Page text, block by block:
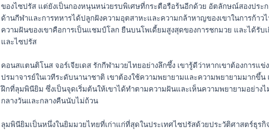
ของไซปรัส แต่ยังเป็นกองหนุนหน่วยรบพิเศษที่กระตือรือร้นอีกด้วย อัตลักษณ์สองประก
ด้านกีฬาและการทหารได้ปลูกฝังความอุตสาหะและความกล้าหาญของเขาในการก้าว
ความฝันของเขาคือการเป็นแชมป์โลก ยืนบนโพเดี้ยมสูงสุดของการชกมวย และได้รับเ
และไซปรัส
คอนสแตนติโนส จอร์เจียเดส รักกีฬามวยไทยอย่างลึกซึ้ง เขารู้ดีว่าหากเขาต้องการแข่
ปรมาจารย์ในเวทีระดับนานาชาติ เขาต้องใช้ความพยายามและความพยายามมากขึ้น
ฝึกที่ลุมพินียิม ซึ่งเป็นจุดเริ่มต้นให้เขาได้ทำตามความฝันและเห็นความพยายามอย่าง
กลางวันและกลางคืนนับไม่ถ้วน
ลุมพินียิมเป็นหนึ่งในยิมมวยไทยที่เก่าแก่ที่สุดในประเทศไซปรัสด้วยประวัติศาสตร์ธุรกิ